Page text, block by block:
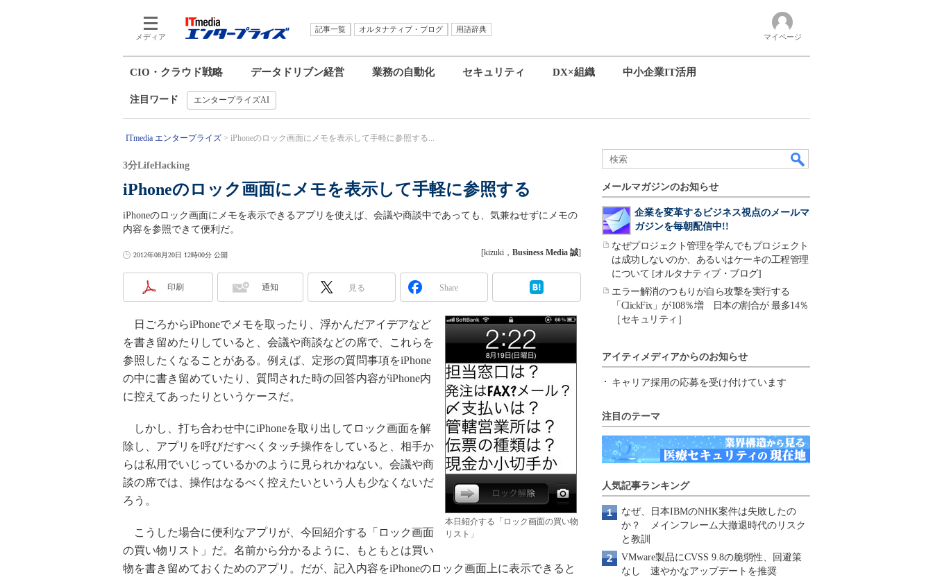
メディア
記事一覧 オルタナティブ・ブログ
用語辞典
マイページ
CIO・クラウド戦略 データドリブン経営 業務の自動化 セキュリティ DX×組織 中小企業IT活用
注目ワード エンタープライズAI
ITmedia エンタープライズ iPhoneのロック画面にメモを表示して手軽に参照する...
iPhoneのロック画面にメモを表示して手軽に参照する
3分LifeHacking
iPhoneのロック画面にメモを表示できるアプリを使えば、会議や商談中であっても、気兼ねせずにメモの
内容を参照できて便利だ。
2012年08月20日 12時00分 公開 [kizuki， Business Media 誠]
印刷 通知 見る Share
本日紹介する「ロック画面の買い物
リスト」
日ごろからiPhoneでメモを取ったり、浮かんだアイデアなど
を書き留めたりしていると、会議や商談などの席で、これらを
参照したくなることがある。例えば、定形の質問事項をiPhone
の中に書き留めていたり、質問された時の回答内容がiPhone内
に控えてあったりというケースだ。
しかし、打ち合わせ中にiPhoneを取り出してロック画面を解
除し、アプリを呼びだすべくタッチ操作をしていると、相手か
らは私用でいじっているかのように見られかねない。会議や商
談の席では、操作はなるべく控えたいという人も少なくないだ
ろう。
こうした場合に便利なアプリが、今回紹介する「ロック画面
の買い物リスト」だ。名前から分かるように、もともとは買い
物を書き留めておくためのアプリ。だが、記入内容をiPhoneのロック画面上に表示できると
メールマガジンのお知らせ
企業を変革するビジネス視点のメールマ
ガジンを毎朝配信中!!
なぜプロジェクト管理を学んでもプロジェクト
は成功しないのか、あるいはケーキの工程管理
について [オルタナティブ・ブログ]
エラー解消のつもりが自ら攻撃を実行する
「ClickFix」が108％増 日本の割合が 最多14％
［セキュリティ］
アイティメディアからのお知らせ
キャリア採用の応募を受け付けています
注目のテーマ
人気記事ランキング
なぜ、日本IBMのNHK案件は失敗したの
か？ メインフレーム大撤退時代のリスク
と教訓
VMware製品にCVSS 9.8の脆弱性、回避策
なし 速やかなアップデートを推奨